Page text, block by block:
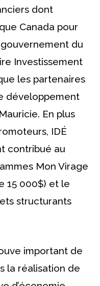
dont
Canada pour
du
Investissement
les partenaires
développement
En plus
IDÉ
contribué au
Mon Virage
15 000$) et le
structurants
important de
la réalisation de